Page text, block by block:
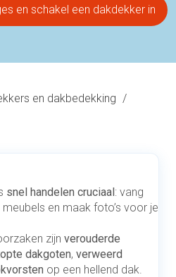
en schakel een dakdekker in
en dakbedekking /
snel handelen cruciaal: vang
en maak foto’s voor je
zijn verouderde
dakgoten, verweerd
op een hellend dak.